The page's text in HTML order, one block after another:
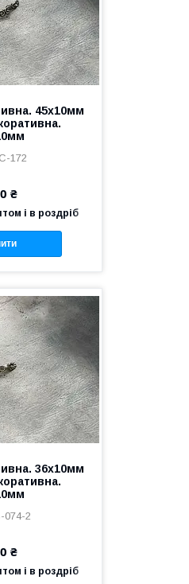
45х10мм
C-172
₴
і в роздріб
36х10мм
074-2
₴
і в роздріб